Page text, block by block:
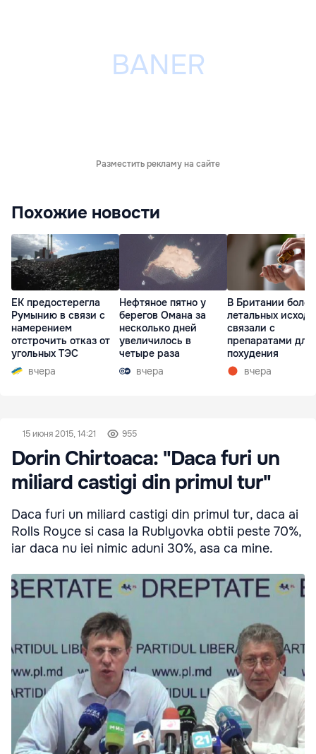
Разместить рекламу на сайте
Похожие новости
ЕК предостерегла
Румынию в связи с
намерением
отстрочить отказ от
угольных ТЭС
вчера
Нефтяное пятно у
берегов Омана за
несколько дней
увеличилось в
четыре раза
вчера
В Британии
летальных
связали с
препаратами для
похудения
вчера
15 июня 2015, 14:21 955
Dorin Chirtoaca: "Daca furi un
miliard castigi din primul tur"
Daca furi un miliard castigi din primul tur, daca ai
Rolls Royce si casa la Rublyovka obtii peste 70%,
iar daca nu iei nimic aduni 30%, asa ca mine.